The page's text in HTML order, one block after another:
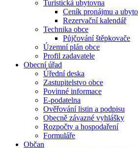
Turistická ubytovna
Ceník pronájmu a
Rezervační kalendář
Technika obce
Půjčování štěpkovače
Územní plán obce
Profil zadavatele
Obecní úřad
Úřední deska
Zastupitelstvo obce
Povinné informace
E-podatelna
Ověřování listin a podpisu
Obecně závazné vyhlášky
Rozpočty a hospodaření
Formuláře
Občan